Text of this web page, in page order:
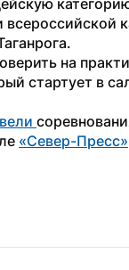
на
стартует в
«Север-Пресс»